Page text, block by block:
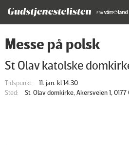
Messe på polsk
St Olav katolske
Tidspunkt:
11. jan. kl 14.30
Sted:
St. Olav domkirke, Akersveien 1, 0177